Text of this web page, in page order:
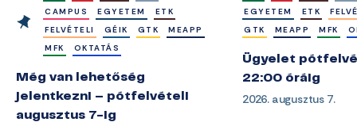
CAMPUS
EGYETEM
ETK
FELVÉTELI
GÉIK GTK
MEAPP
MFK
OKTATÁS
Még van lehetőség
jelentkezni – pótfelvételi
augusztus 7-ig
EGYETEM
ETK
GTK
MEAPP MFK
Ügyelet
22:00 óráig
2026. augusztus 7.